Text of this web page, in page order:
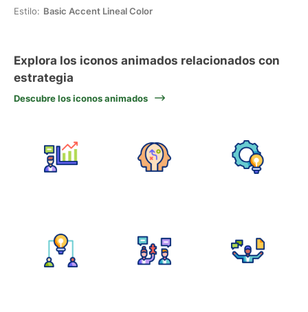
Estilo: Basic Accent Lineal Color
Explora los iconos animados relacionados con
estrategia
Descubre los iconos animados